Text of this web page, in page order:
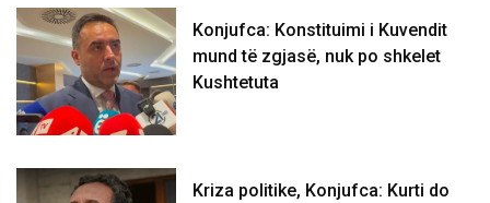
Konjufca: Konstituimi i Kuvendit
mund të zgjasë, nuk po shkelet
Kushtetuta
Kriza politike, Konjufca: Kurti do